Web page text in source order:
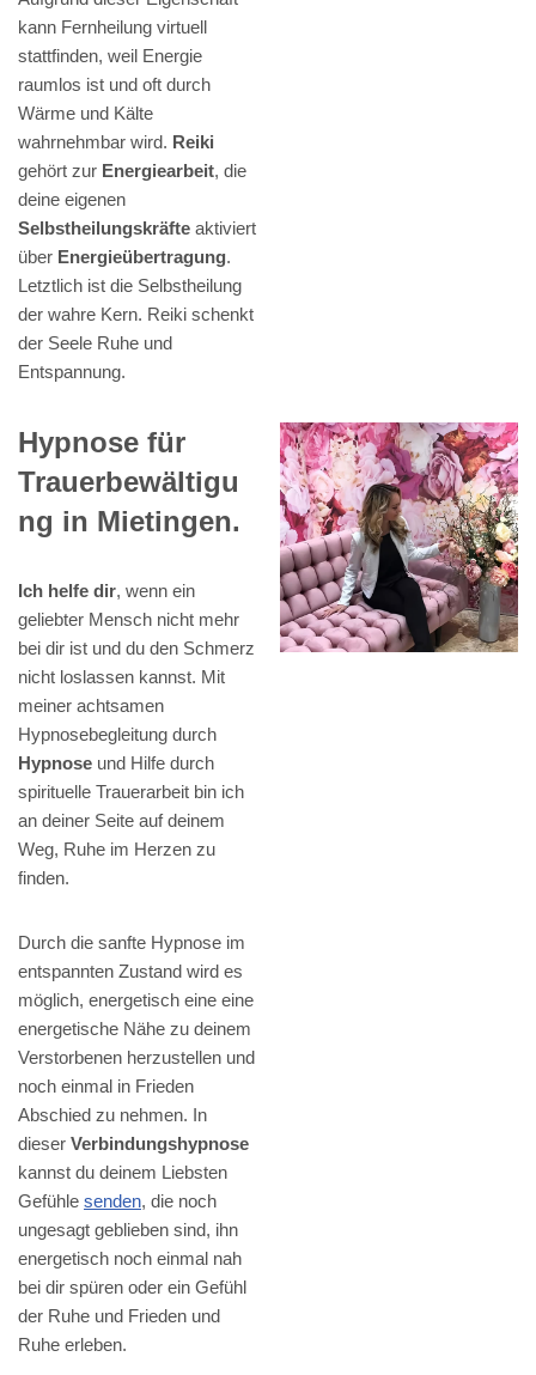
kann Fernheilung virtuell
stattfinden, weil Energie
raumlos ist und oft durch
Wärme und Kälte
wahrnehmbar wird. Reiki
gehört zur Energiearbeit, die
deine eigenen
Selbstheilungskräfte aktiviert
über Energieübertragung.
Letztlich ist die Selbstheilung
der wahre Kern. Reiki schenkt
der Seele Ruhe und
Entspannung.
Hypnose für
Trauerbewältigu
ng in Mietingen.
Ich helfe dir, wenn ein
geliebter Mensch nicht mehr
bei dir ist und du den Schmerz
nicht loslassen kannst. Mit
meiner achtsamen
Hypnosebegleitung durch
Hypnose und Hilfe durch
spirituelle Trauerarbeit bin ich
an deiner Seite auf deinem
Weg, Ruhe im Herzen zu
finden.
Durch die sanfte Hypnose im
entspannten Zustand wird es
möglich, energetisch eine eine
energetische Nähe zu deinem
Verstorbenen herzustellen und
noch einmal in Frieden
Abschied zu nehmen. In
dieser Verbindungshypnose
kannst du deinem Liebsten
Gefühle senden, die noch
ungesagt geblieben sind, ihn
energetisch noch einmal nah
bei dir spüren oder ein Gefühl
der Ruhe und Frieden und
Ruhe erleben.